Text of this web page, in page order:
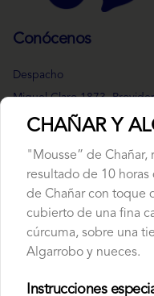
Conócenos
Despacho
Miguel Claro 1873,
Reservas
Redes sociales
Instagram
Facebook
CHAÑAR Y
"Mousse” de Chañar,
resultado de 10
de Chañar con toque
cubierto de una fina
cúrcuma, sobre una
Algarrobo y nueces.
Instrucciones